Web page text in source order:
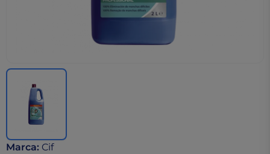
Marca: Cif